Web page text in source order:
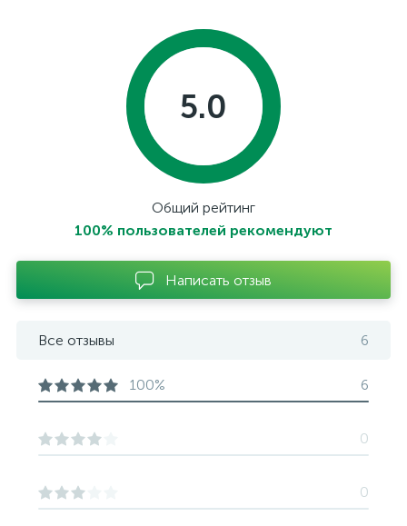
5.0
Общий рейтинг
100% пользователей рекомендуют
Написать отзыв
Все отзывы 6
100% 6
0
0